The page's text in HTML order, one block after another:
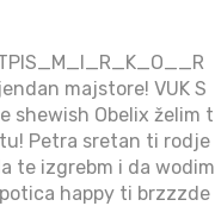
majstore! VUK S
shewish Obelix želim t
Petra sretan ti rodje
te izgrebm i da wodim
happy ti brzzzde